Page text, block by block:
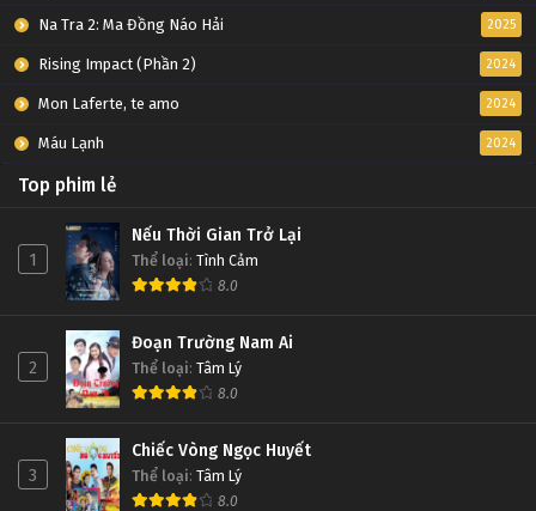
Na Tra 2: Ma Đồng Náo Hải 2025
Rising Impact (Phần 2) 2024
Mon Laferte, te amo 2024
Máu Lạnh 2024
Top phim lẻ
1
Nếu Thời Gian Trở Lại
Thể loại: Tình Cảm
8.0
2
Đoạn Trường Nam Ai
Thể loại: Tâm Lý
8.0
3
Chiếc Vòng Ngọc Huyết
Thể loại: Tâm Lý
8.0